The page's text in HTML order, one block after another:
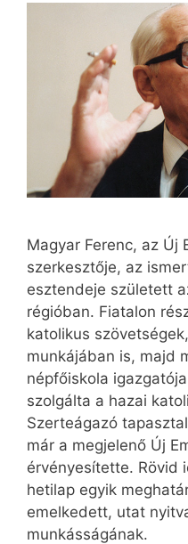
Magyar Ferenc, az Új
szerkesztője, az
esztendeje született
régióban. Fiatalon
katolikus
munkájában is, majd
népfőiskola
szolgálta a hazai
Szerteágazó
már a megjelenő Új
érvényesítette. Rövid
hetilap egyik
emelkedett, utat
munkásságának.